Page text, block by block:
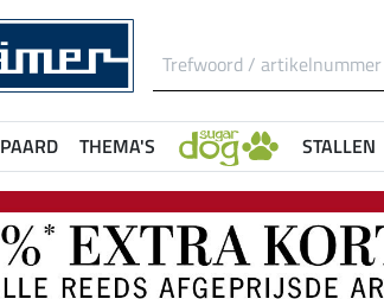
PAARD THEMA'S STALLEN